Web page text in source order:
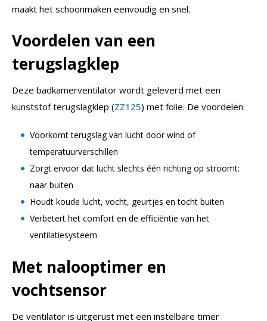
maakt het schoonmaken eenvoudig en snel.
Voordelen van een
terugslagklep
Deze badkamerventilator wordt geleverd met een
kunststof terugslagklep (ZZ125) met folie. De voordelen:
Voorkomt terugslag van lucht door wind of
temperatuurverschillen
Zorgt ervoor dat lucht slechts één richting op stroomt:
naar buiten
Houdt koude lucht, vocht, geurtjes en tocht buiten
Verbetert het comfort en de efficiëntie van het
ventilatiesysteem
Met nalooptimer en
vochtsensor
De ventilator is uitgerust met een instelbare timer